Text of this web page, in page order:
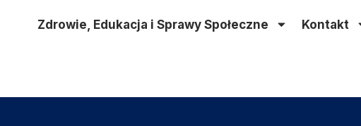
Zdrowie, Edukacja i Sprawy Społeczne Kontakt